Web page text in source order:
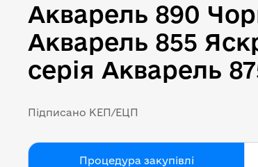
Акварель 890
Акварель 855
серія Акварель
Підписано КЕП/ЕЦП
Процедура закупівлі